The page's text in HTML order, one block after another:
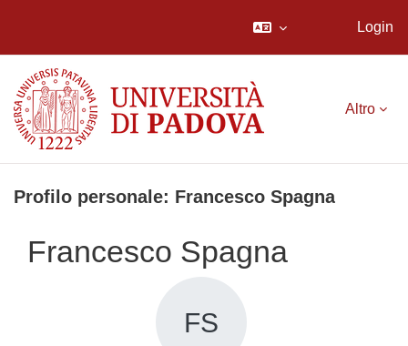
Login
Altro
Profilo personale: Francesco Spagna
Francesco Spagna
FS